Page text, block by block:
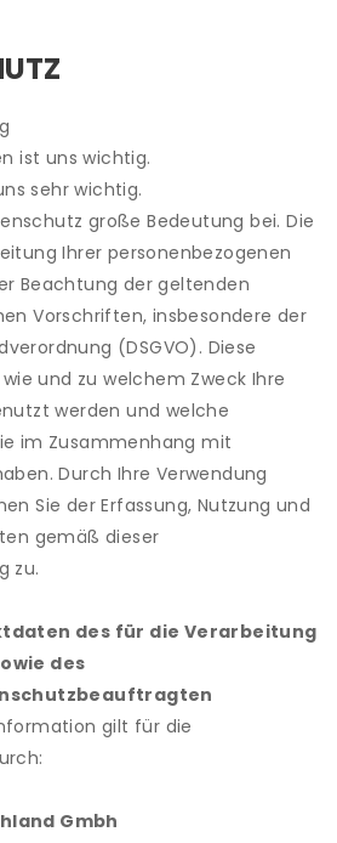
ist uns wichtig.
sehr wichtig.
große Bedeutung bei. Die
Ihrer personenbezogenen
Beachtung der geltenden
Vorschriften, insbesondere der
(DSGVO). Diese
und zu welchem Zweck Ihre
werden und welche
im Zusammenhang mit
Durch Ihre Verwendung
Sie der Erfassung, Nutzung und
gemäß dieser
zu.
des für die Verarbeitung
des
gilt für die
Gmbh